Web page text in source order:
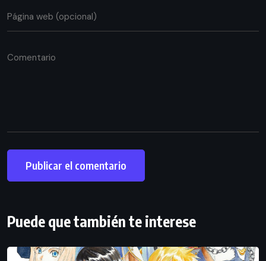
Puede que también te interese